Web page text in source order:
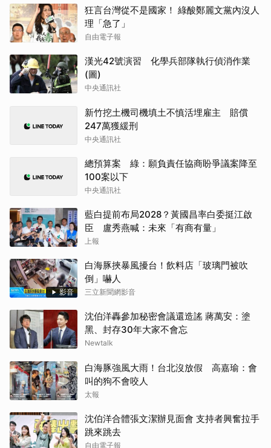
狂言台灣從不是國家！ 綠酸鄭麗文黨內沒人
理「急了」
自由電子報
漢光42號演習 化學兵部隊執行偵消作業
(圖)
中央通訊社
新竹挖土機司機填土不慎活埋雇主 賠償
247萬獲緩刑
中央通訊社
總預算案 綠：願負責任協商盼爭議案降至
100案以下
中央通訊社
藍白提前布局2028？黃國昌率白委挺江啟
臣 盧秀燕喊：未來「有商有量」
上報
影音
白海豚挾暴風擾台！飲料店「玻璃門被吹
倒」嚇人
三立新聞網影音
沈伯洋轟參加秘密會議還造謠 蔣萬安：塗
黑、封存30年大家不會忘
Newtalk
白海豚強風大雨！台北沒放假 高嘉瑜：會
叫的狗不會咬人
太報
沈伯洋合體張文潔辦見面會 支持者興奮拉手
跳來跳去
自由電子報